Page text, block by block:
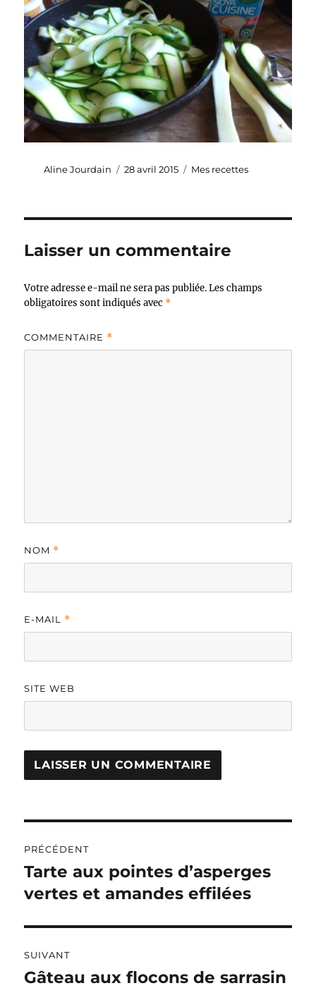
Auteur
Aline Jourdain
Publié
28 avril 2015 Catégories
Mes recettes
Laisser un commentaire
Votre adresse e-mail ne sera pas publiée. Les champs
obligatoires sont indiqués avec *
COMMENTAIRE *
NOM *
E-MAIL *
SITE WEB
R
A
T
:
de
l’article
PRÉCÉDENT
Publication
précédente :
Tarte aux pointes d’asperges
vertes et amandes effilées
SUIVANT
Publication
Gâteau aux flocons de sarrasin